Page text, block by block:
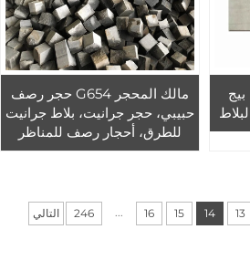
مالك المحجر G654 حجر رصف
حبيبي، حجر جرانيت، بلاط جرانيت
للطرق، أحجار رصف للمناظر
الطبيعية
13
14
15
16
...
246 التالي